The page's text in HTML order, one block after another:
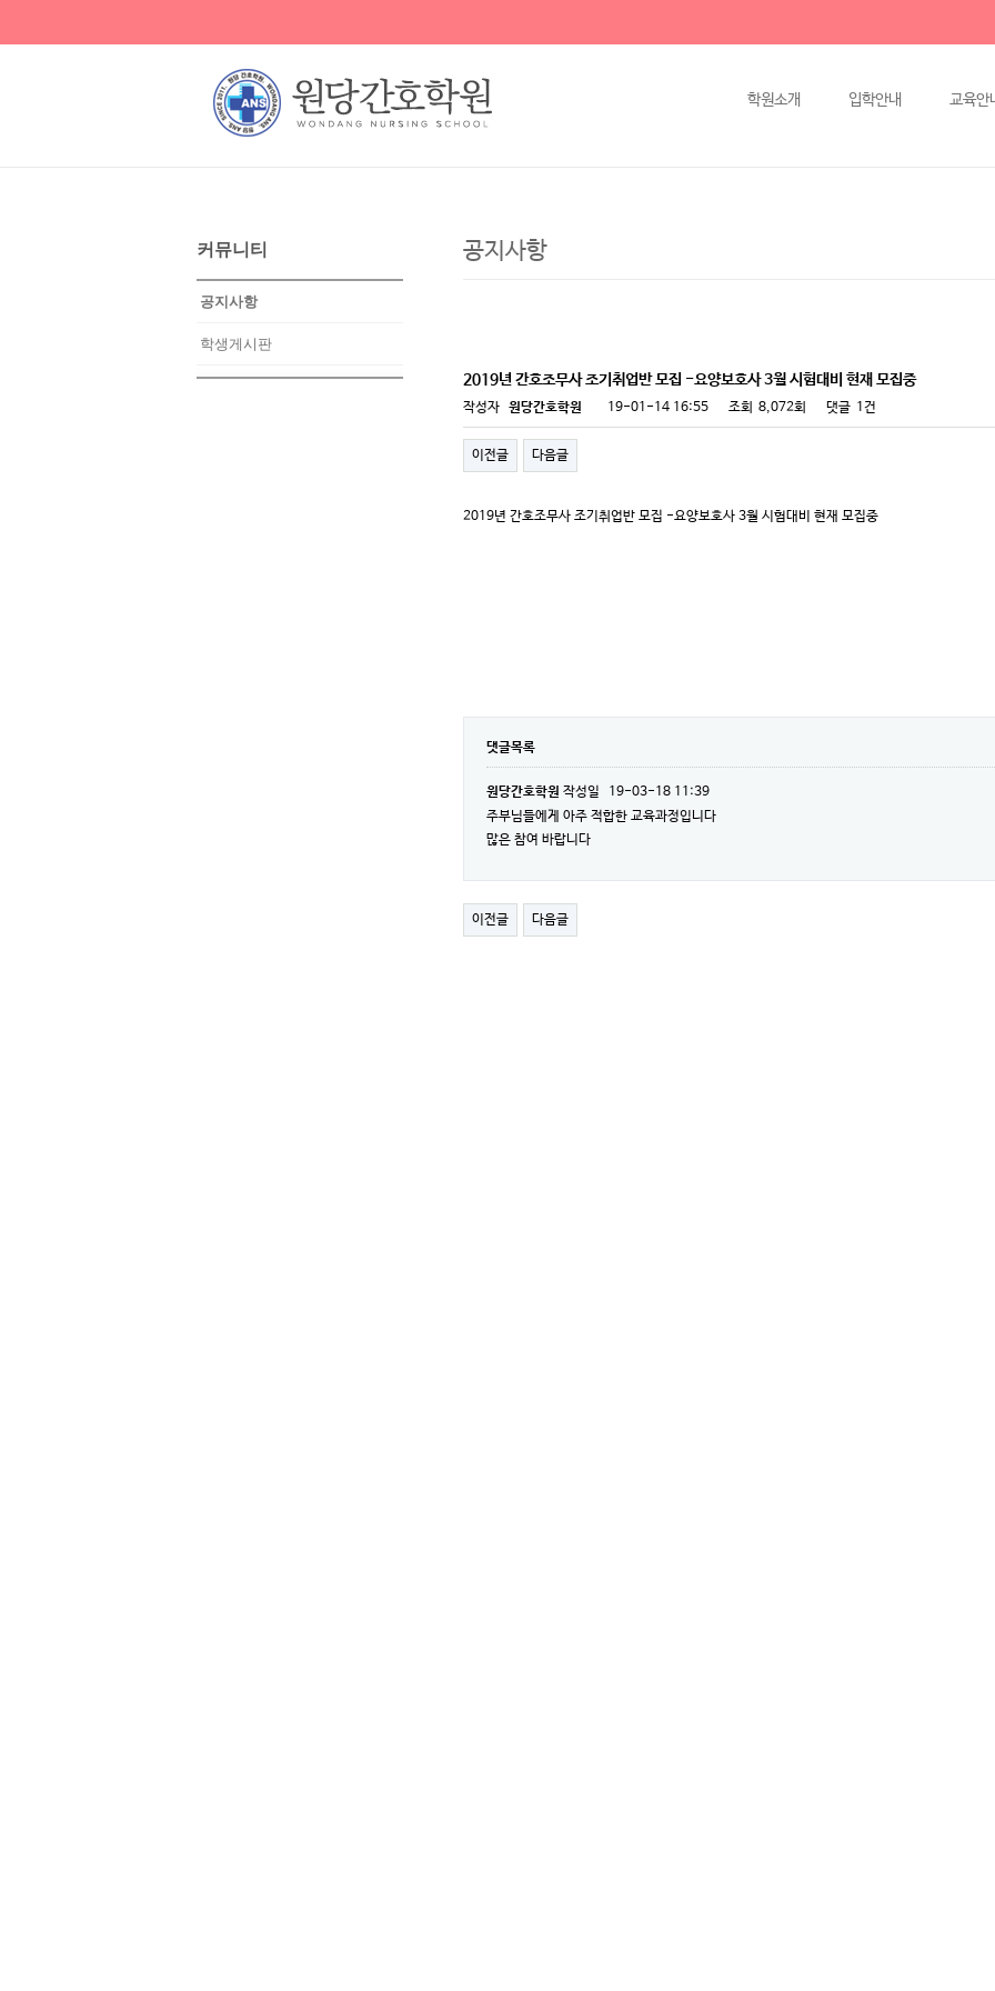
학원소개 입학안내 교육안
커뮤니티
공지사항
학생게시판
공지사항
2019년 간호조무사 조기취업반 모집 -요양보호사 3월 시험대비 현재 모집중
작성자 원당간호학원 19-01-14 16:55 조회 8,072회 댓글 1건
이전글 다음글
2019년 간호조무사 조기취업반 모집 -요양보호사 3월 시험대비 현재 모집중
댓글목록
원당간호학원 작성일
19-03-18 11:39
주부님들에게 아주 적합한 교육과정입니다
많은 참여 바랍니다
이전글 다음글